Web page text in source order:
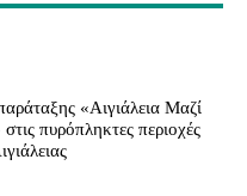
«Αιγιάλεια Μαζί
πυρόπληκτες περιοχές